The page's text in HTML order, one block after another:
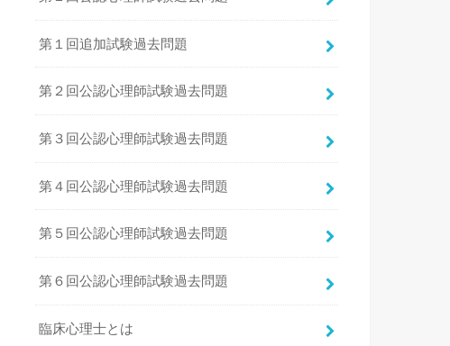
第１回追加試験過去問題
第２回公認心理師試験過去問題
第３回公認心理師試験過去問題
第４回公認心理師試験過去問題
第５回公認心理師試験過去問題
第６回公認心理師試験過去問題
臨床心理士とは